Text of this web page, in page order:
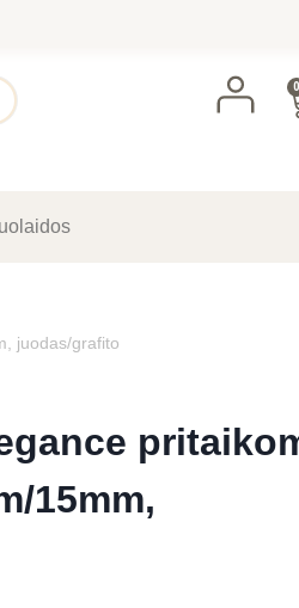
0
juodas/grafito
15mm,